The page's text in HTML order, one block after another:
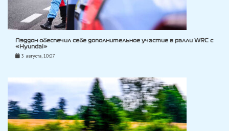
Пэддон обеспечил себе дополнительное участие в ралли WRC с
«Hyundai»
3 августа, 10:07